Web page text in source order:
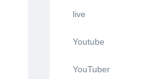
live
Youtube
YouTuber